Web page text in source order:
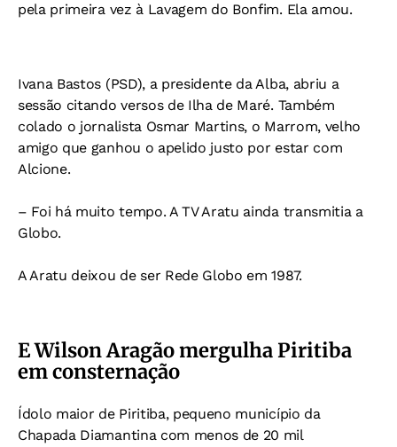
pela primeira vez à Lavagem do Bonfim. Ela amou.
Ivana Bastos (PSD), a presidente da Alba, abriu a
sessão citando versos de Ilha de Maré. Também
colado o jornalista Osmar Martins, o Marrom, velho
amigo que ganhou o apelido justo por estar com
Alcione.
– Foi há muito tempo. A TV Aratu ainda transmitia a
Globo.
A Aratu deixou de ser Rede Globo em 1987.
E Wilson Aragão mergulha Piritiba
em consternação
Ídolo maior de Piritiba, pequeno município da
Chapada Diamantina com menos de 20 mil